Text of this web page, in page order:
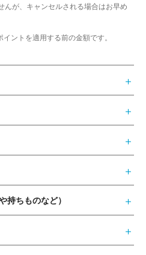
んが、キャンセルされる場合はお早め
ントを適用する前の金額です。
持ちものなど）